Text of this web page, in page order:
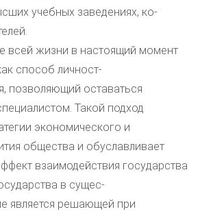
учебных заведениях, ко-
всей жизни в настоящий момент
способ личност-
позволяющий оставаться
Такой подход
экономического и
общества и обуславливает
взаимодействия государства
в сущес-
является решающей при